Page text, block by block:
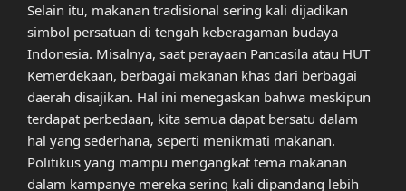
Selain itu, makanan tradisional sering kali dijadikan
simbol persatuan di tengah keberagaman budaya
Indonesia. Misalnya, saat perayaan Pancasila atau HUT
Kemerdekaan, berbagai makanan khas dari berbagai
daerah disajikan. Hal ini menegaskan bahwa meskipun
terdapat perbedaan, kita semua dapat bersatu dalam
hal yang sederhana, seperti menikmati makanan.
Politikus yang mampu mengangkat tema makanan
dalam kampanye mereka sering kali dipandang lebih